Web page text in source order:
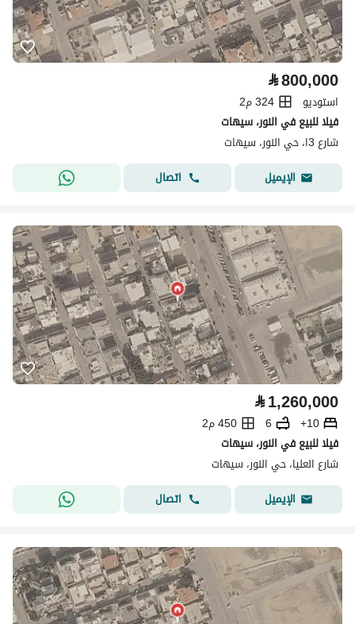
⃁800,000
استوديو
324 م2
فيلا للبيع في النور، سيهات
شارع 3ا، حي النور، سيهات
الإيميل
اتصال
⃁1,260,000
10+
6
450 م2
فيلا للبيع في النور، سيهات
شارع العليا، حي النور، سيهات
الإيميل
اتصال